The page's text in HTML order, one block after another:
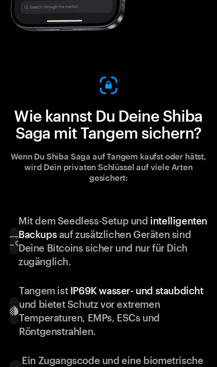
Wie kannst Du Deine Shiba
Saga mit Tangem sichern?
Wenn Du Shiba Saga auf Tangem kaufst oder hätst,
wird Dein privaten Schlüssel auf viele Arten
gesichert:
Mit dem Seedless-Setup und intelligenten
Backupsauf zusätzlichen Geräten sind
Deine Bitcoins sicher und nur für Dich
zugänglich.
Tangem ist IP69K wasser- und staubdicht
und bietet Schutz vor extremen
Temperaturen, EMPs, ESCs und
Röntgenstrahlen.
Ein Zugangscode und eine biometrische